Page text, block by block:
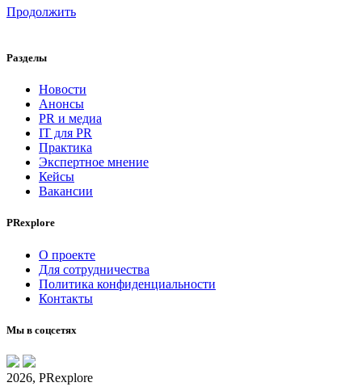
Продолжить
Разделы
Новости
Анонсы
PR и медиа
IT для PR
Практика
Экспертное мнение
Кейсы
Вакансии
PRexplore
О проекте
Для сотрудничества
Политика конфиденциальности
Контакты
Мы в соцсетях
2026, PRexplore